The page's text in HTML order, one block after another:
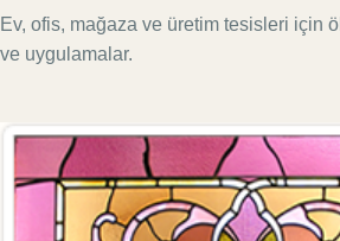
Ev, ofis, mağaza ve üretim tesisleri için
ve uygulamalar.